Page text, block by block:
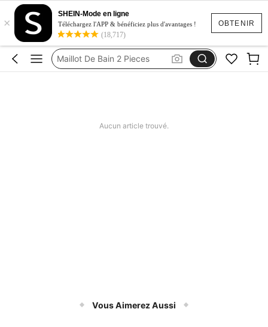
OBTENIR
×
SHEIN-Mode en ligne
Téléchargez l'APP & bénéficiez plus d'avantages !
(18,717)
Dork Diaries Book
Squishy
Maillot De Bain 2 Pieces
Aucun article trouvé.
Vous Aimerez Aussi